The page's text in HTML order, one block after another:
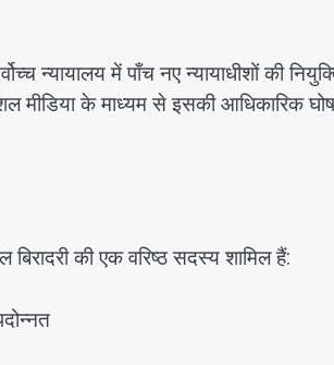
न्यायालय में पाँच नए न्यायाधीशों की
मीडिया के माध्यम से इसकी आधिकारिक
की एक वरिष्ठ सदस्य शामिल हैं: